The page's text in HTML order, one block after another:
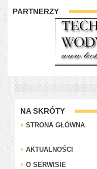
PARTNERZY
NA SKRÓTY
STRONA GŁÓWNA
AKTUALNOŚCI
O SERWISIE